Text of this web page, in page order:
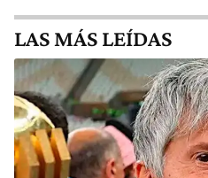
LAS MÁS LEÍDAS